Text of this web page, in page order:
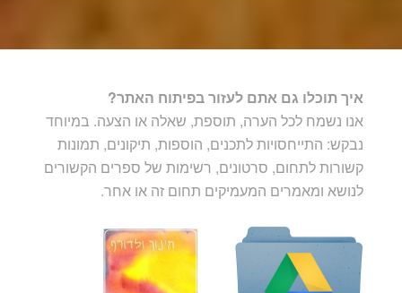
איך תוכלו גם אתם לעזור בפיתוח האתר?
אנו נשמח לכל הערה, תוספת, שאלה או הצעה. במיוחד
נבקש: התייחסויות לתכנים, הוספות, תיקונים, תמונות
קשורות לתחום, סרטונים, רשימות של ספרים הקשורים
לנושא ומאמרים המעמיקים תחום זה או אחר.